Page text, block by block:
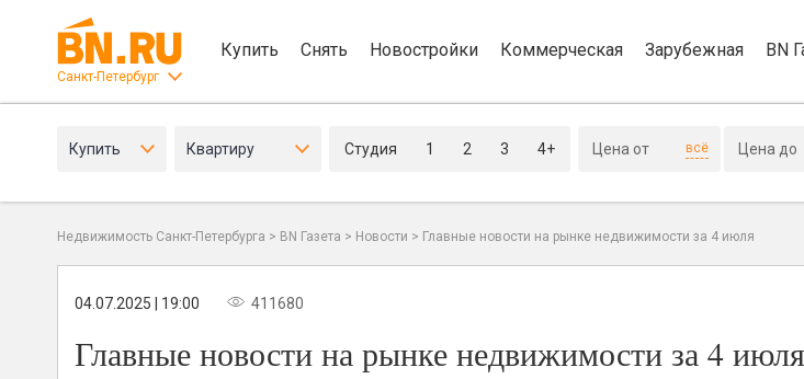
Санкт-Петербург
Купить Снять Новостройки Коммерческая Зарубежная BN
Купить Квартиру Студия 1 2 3 4+ всё
Недвижимость Санкт-Петербурга > BN Газета > Новости > Главные новости на рынке недвижимости за 4 июля
04.07.2025 | 19:00 411680
Главные новости на рынке недвижимости за 4 июля